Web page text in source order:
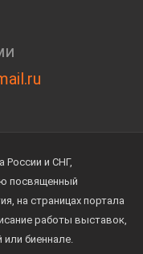
России и СНГ,
посвященный
на страницах портала
работы выставок,
или биеннале.